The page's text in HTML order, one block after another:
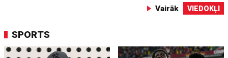
Vairāk VIEDOKĻI
SPORTS